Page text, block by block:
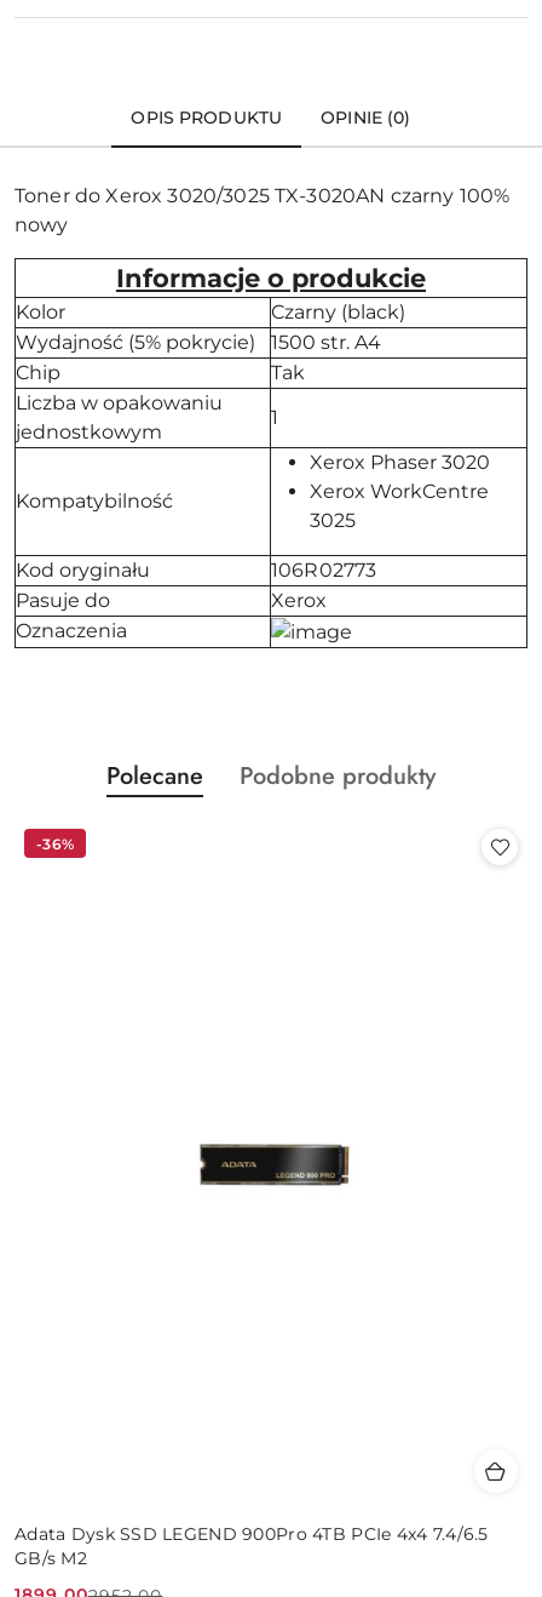
OPIS PRODUKTU OPINIE (0)
Toner do Xerox 3020/3025 TX-3020AN czarny 100%
nowy
Informacje o produkcie
Kolor
Czarny (black)
Wydajność (5% pokrycie)
1500 str. A4
Chip
Tak
Liczba w opakowaniu
jednostkowym
1
Kompatybilność
Xerox Phaser 3020
Xerox WorkCentre
3025
Kod oryginału
106R02773
Pasuje do
Xerox
Oznaczenia
Pomiń karuzelę produktów
Produkty
o
Polecane
Produkty
Podobne produkty
Adata Dysk SSD LEGEND 900Pro 4TB PCIe 4x4 7.4/6.5
GB/s M2
-36%